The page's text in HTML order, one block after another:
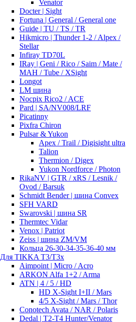
Venator
Docter | Sight
Fortuna | General / General one
Guide | TU / TS / TR
Hikmicro | Thunder 1-2 / Alpex /
Stellar
Infiray TD70L
IRay | Geni / Rico / Saim / Mate /
MAH / Tube / XSight
Longot
LM шина
Nocpix Rico2 / ACE
Pard | SA/NV008/LRF
Picatinny
Pixfra Chiron
Pulsar & Yukon
Apex / Trail / Digisight ultra
Talion
Thermion / Digex
Yukon Nordforce / Photon
RikaNV | GTR / xRS / Lesnik /
Ovod / Barsuk
Schmidt Bender | шина Convex
SFH VARD
Swarovski | шина SR
Thermtec Vidar
Venox | Patriot
Zeiss | шина ZM/VM
Кольца 26-30-34-35-36-40 мм
Для TIKKA T3/T3x
Aimpoint | Micro / Acro
ARKON Alfa 1+2 / Arma
ATN | 4 / 5 / HD
HD X-Sight I+II / Mars
4/5 X-Sight / Mars / Thor
Conotech Avata / NAR / Polaris
Dedal | T2-T4 Hunter/Venator